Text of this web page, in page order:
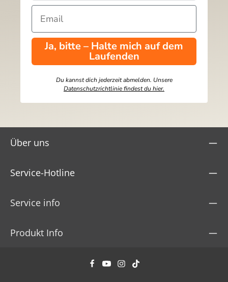
Ja, bitte – Halte mich auf dem
Laufenden
Du kannst dich jederzeit abmelden. Unsere
Datenschutzrichtlinie findest du hier.
Über uns
Service-Hotline
Service info
Produkt Info